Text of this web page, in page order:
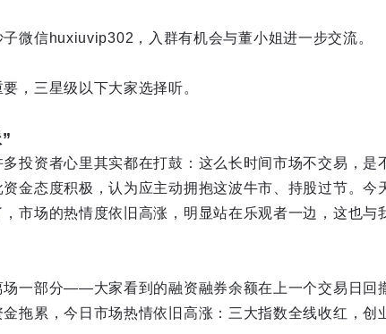
微信huxiuvip302，入群有机会与董小姐进一步交流。
，三星级以下大家选择听。
投资者心里其实都在打鼓：这么长时间市场不交易，是
金态度积极，认为应主动拥抱这波牛市、持股过节。今
市场的热情度依旧高涨，明显站在乐观者一边，这也与
场一部分——大家看到的融资融券余额在上一个交易日回
拖累，今日市场热情依旧高涨：三大指数全线收红，创